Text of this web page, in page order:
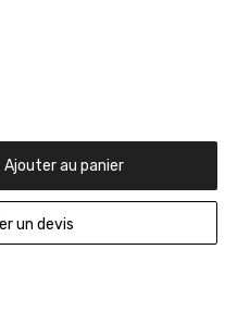
Ajouter au panier
un devis